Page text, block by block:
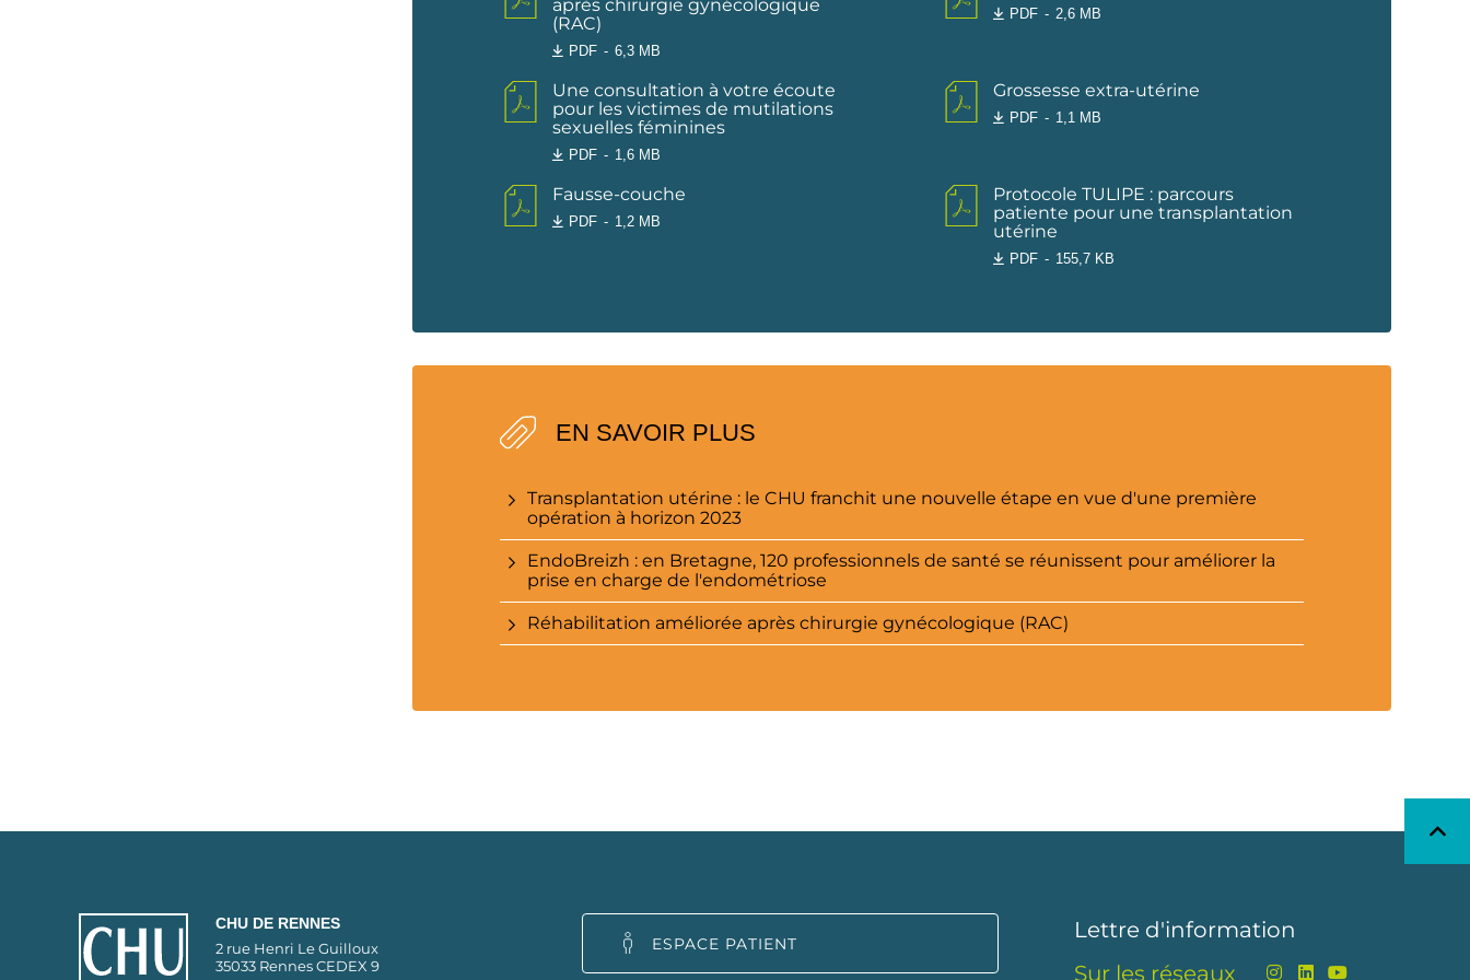
après chirurgie gynécologique
(RAC)
PDF 6,3 MB
PDF 2,6 MB
Une consultation à votre écoute
pour les victimes de mutilations
sexuelles féminines
PDF 1,6 MB
Grossesse extra-utérine
PDF 1,1 MB
Fausse-couche
PDF 1,2 MB
Protocole TULIPE : parcours
patiente pour une transplantation
utérine
PDF 155,7 KB
EN SAVOIR PLUS
Transplantation utérine : le CHU franchit une nouvelle étape en vue d'une première
opération à horizon 2023
EndoBreizh : en Bretagne, 120 professionnels de santé se réunissent pour améliorer la
prise en charge de l'endométriose
Réhabilitation améliorée après chirurgie gynécologique (RAC)
CHU DE RENNES
2 rue Henri Le Guilloux
35033 Rennes CEDEX 9
ESPACE PATIENT
Lettre d'information
Sur les réseaux